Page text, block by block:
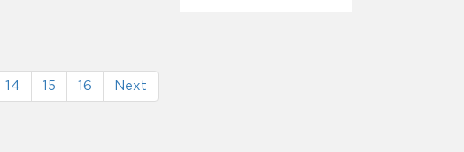
14 15 16 Next